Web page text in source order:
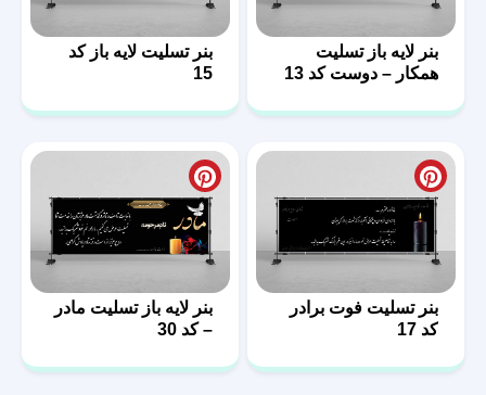
بنر لایه باز تسلیت
همکار – دوست کد 13
بنر تسلیت لایه باز کد
15
بنر تسلیت فوت برادر
کد 17
بنر لایه باز تسلیت مادر
– کد 30